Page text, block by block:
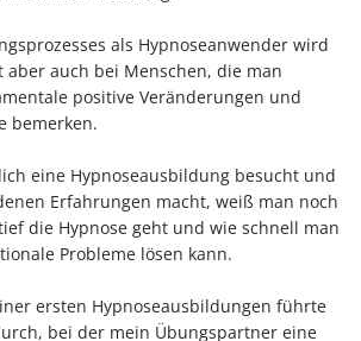
als Hypnoseanwender wird
aber auch bei Menschen, die man
positive Veränderungen und
bemerken.
eine Hypnoseausbildung besucht und
Erfahrungen macht, weiß man noch
die Hypnose geht und wie schnell man
Probleme lösen kann.
ersten Hypnoseausbildungen führte
bei der mein Übungspartner eine